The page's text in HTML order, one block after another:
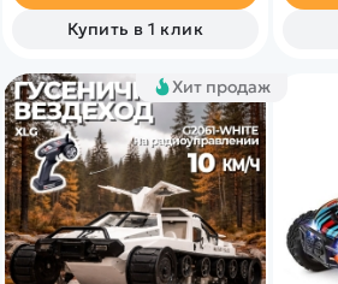
Купить в 1 клик
Хит продаж